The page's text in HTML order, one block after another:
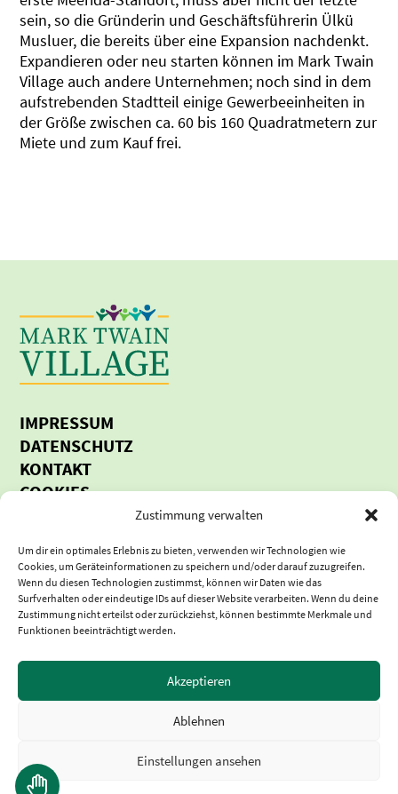
Zustimmung verwalten
Um dir ein optimales Erlebnis zu bieten, verwenden wir Technologien wie
Cookies, um Geräteinformationen zu speichern und/oder darauf zuzugreifen.
Wenn du diesen Technologien zustimmst, können wir Daten wie das
Surfverhalten oder eindeutige IDs auf dieser Website verarbeiten. Wenn du deine
Zustimmung nicht erteilst oder zurückziehst, können bestimmte Merkmale und
Funktionen beeinträchtigt werden.
Akzeptieren
Ablehnen
Einstellungen ansehen
sein, so die Gründerin und Geschäftsführerin Ülkü
Musluer, die bereits über eine Expansion nachdenkt.
Expandieren oder neu starten können im Mark Twain
Village auch andere Unternehmen; noch sind in dem
aufstrebenden Stadtteil einige Gewerbeeinheiten in
der Größe zwischen ca. 60 bis 160 Quadratmetern zur
Miete und zum Kauf frei.
IMPRESSUM
DATENSCHUTZ
KONTAKT
COOKIES
BARRIERE-FREIHEITSERKLÄRUNG
Die MTV Bauen und Wohnen GmbH & Co. KG,
gegründet am 1. Januar 2016, besteht aus fünf
Gesellschaftern, die sich zum Ziel gesetzt haben, das
Mark Twain Village mit neuem, urbanen Leben zu
Wirtschaft und Wissenschaft benötigt dringend
neuen Wohnraum, den die MTV Bauen & Wohnen
GmbH & Co. KG in dem nahe der City gelegenen
Gebiet in der Südstadt realisiert: ein neuer und
Einkommensschichten.